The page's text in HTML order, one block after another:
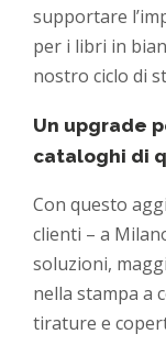
supportare
per i libri in
nostro ciclo di
Un upgrade
cataloghi di
Con questo
clienti – a
soluzioni,
nella stampa a
tirature e